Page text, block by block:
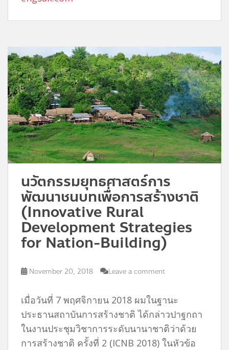
นวัตกรรมยุทธศาสตร์การ
พัฒนาชนบทเพื่อการสร้างชาติ
(Innovative Rural
Development Strategies
for Nation-Building)
November 20, 2018 Leave a comment
เมื่อวันที่ 7 พฤศจิกายน 2018 ผมในฐานะ
ประธานสถาบันการสร้างชาติ ได้กล่าวปาฐกถา
ในงานประชุมวิชาการระดับนานาชาติว่าด้วย
การสร้างชาติ ครั้งที่ 2 (ICNB 2018) ในหัวข้อ